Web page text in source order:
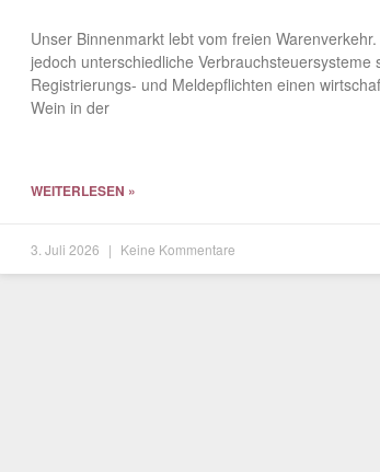
Unser Binnenmarkt lebt vom freien
jedoch unterschiedliche Verbrauch­steuersysteme
Registrierungs- und Meldepflichten einen
Wein in der
WEITERLESEN »
3. Juli 2026 Keine Kommentare